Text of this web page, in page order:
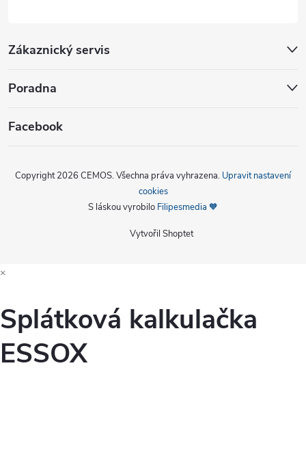
Zákaznický servis
Poradna
Facebook
Vytvořil Shoptet
Copyright 2026 CEMOS. Všechna práva vyhrazena. Upravit nastavení
cookies
S láskou vyrobilo Filipesmedia 🧡
×
Splátková kalkulačka
ESSOX